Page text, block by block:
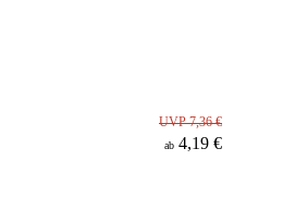
UVP 7,36 €
ab 4,19 €